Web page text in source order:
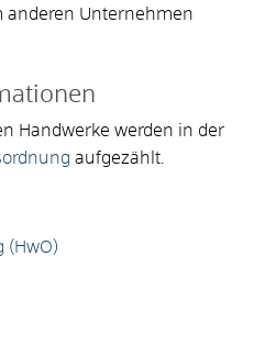
anderen Unternehmen
Handwerke werden in der
aufgezählt.
(HwO)